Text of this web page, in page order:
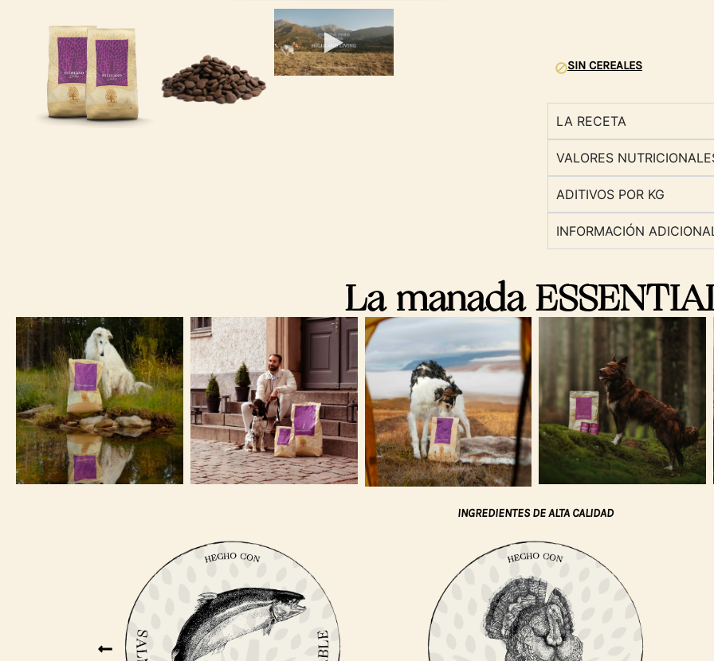
SIN CEREALES
LA RECETA
VALORES
ADITIVOS POR KG
INFORMACIÓN
La manada
INGREDIENTES DE ALTA CALIDAD